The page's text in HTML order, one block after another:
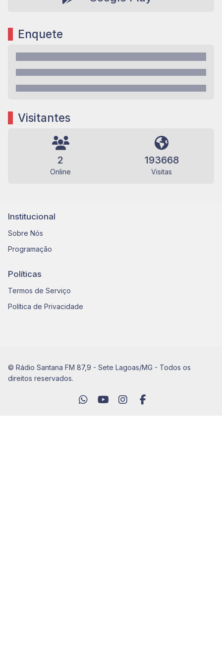
Enquete
Visitantes
2
Online
193668
Visitas
Institucional
Sobre Nós
Programação
Políticas
Termos de Serviço
Política de Privacidade
© Rádio Santana FM 87,9 - Sete Lagoas/MG - Todos os
direitos reservados.